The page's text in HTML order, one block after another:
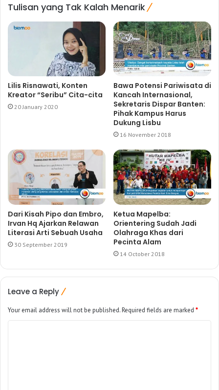
Tulisan yang Tak Kalah Menarik
Lilis Risnawati, Konten
Kreator “Seribu” Cita-cita
20 January 2020
Bawa Potensi Pariwisata di
Kancah Internasional,
Sekretaris Dispar Banten:
Pihak Kampus Harus
Dukung Lisbu
16 November 2018
Dari Kisah Pipo dan Embro,
Irvan Hq Ajarkan Relawan
Literasi Arti Sebuah Usaha
30 September 2019
Ketua Mapelba:
Orientering Sudah Jadi
Olahraga Khas dari
Pecinta Alam
14 October 2018
Leave a Reply
Your email address will not be published.Required fields are marked *